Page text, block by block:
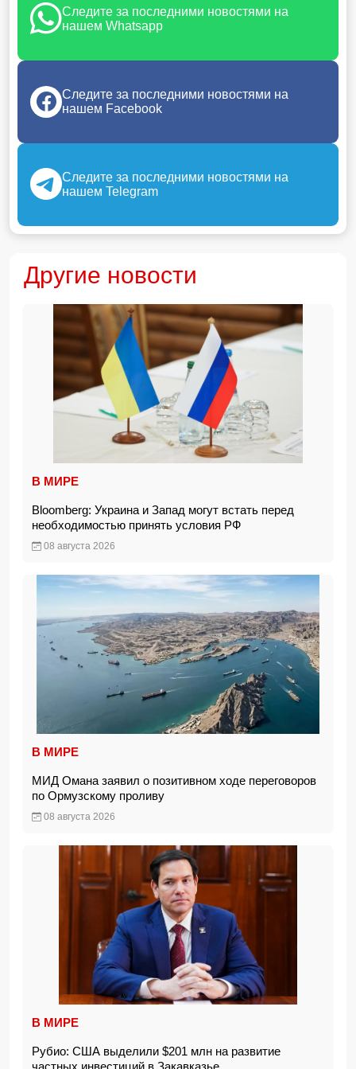
Следите за последними новостями на
нашем Whatsapp
Следите за последними новостями на
нашем Facebook
Следите за последними новостями на
нашем Telegram
Другие новости
В МИРЕ
Bloomberg: Украина и Запад могут встать перед
необходимостью принять условия РФ
08 августа 2026
В МИРЕ
МИД Омана заявил о позитивном ходе переговоров
по Ормузскому проливу
08 августа 2026
В МИРЕ
Рубио: США выделили $201 млн на развитие
частных инвестиций в Закавказье